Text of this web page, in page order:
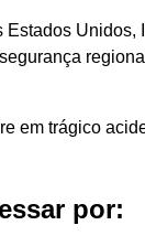
em trágico
por: